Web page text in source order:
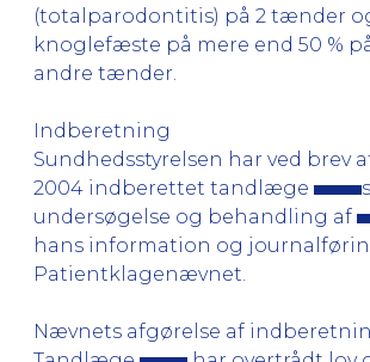
(totalparodontitis) på 2 tænder
knoglefæste på mere end 50 %
andre tænder.
Indberetning
Sundhedsstyrelsen har ved brev
2004 indberettet tandlæge
s
undersøgelse og behandling af
hans information og
Patientklagenævnet.
Nævnets afgørelse af